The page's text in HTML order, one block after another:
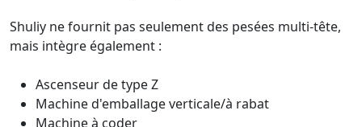
Shuliy ne fournit pas seulement des pesées multi-tête,
mais intègre également :
Ascenseur de type Z
Machine d'emballage verticale/à rabat
Machine à coder